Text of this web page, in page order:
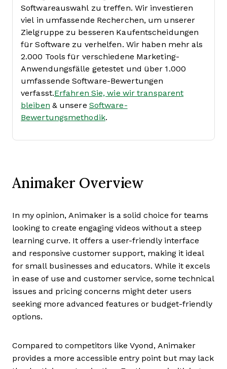
Softwareauswahl zu treffen. Wir investieren
viel in umfassende Recherchen, um unserer
Zielgruppe zu besseren Kaufentscheidungen
für Software zu verhelfen. Wir haben mehr als
2.000 Tools für verschiedene Marketing-
Anwendungsfälle getestet und über 1.000
umfassende Software-Bewertungen
verfasst.Erfahren Sie, wie wir transparent
bleiben & unsere Software-
Bewertungsmethodik.
Animaker Overview
In my opinion, Animaker is a solid choice for teams
looking to create engaging videos without a steep
learning curve. It offers a user-friendly interface
and responsive customer support, making it ideal
for small businesses and educators. While it excels
in ease of use and customer service, some technical
issues and pricing concerns might deter users
seeking more advanced features or budget-friendly
options.
Compared to competitors like Vyond, Animaker
provides a more accessible entry point but may lack